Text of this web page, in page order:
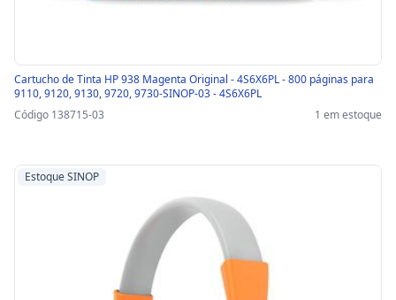
Cartucho de Tinta HP 938 Magenta Original - 4S6X6PL - 800 páginas para
9110, 9120, 9130, 9720, 9730-SINOP-03 - 4S6X6PL
Código 138715-03
1 em estoque
Estoque SINOP